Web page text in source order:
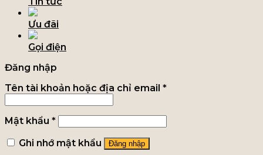
Ưu đãi
Gọi điện
Đăng nhập
Tên tài khoản hoặc địa chỉ email *
Mật khẩu *
Ghi nhớ mật khẩu
Đăng nhập